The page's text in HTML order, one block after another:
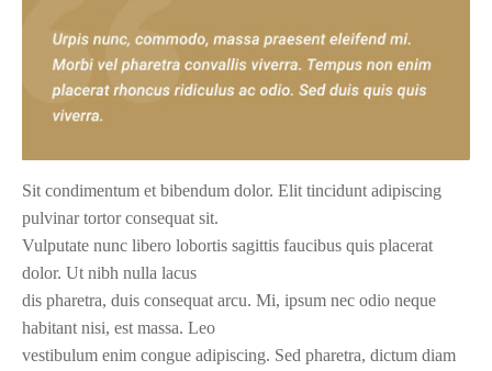
Sit condimentum et bibendum dolor. Elit tincidunt adipiscing
pulvinar tortor consequat sit.
Vulputate nunc libero lobortis sagittis faucibus quis placerat
dolor. Ut nibh nulla lacus
dis pharetra, duis consequat arcu. Mi, ipsum nec odio neque
habitant nisi, est massa. Leo
vestibulum enim congue adipiscing. Sed pharetra, dictum diam